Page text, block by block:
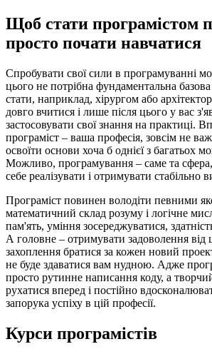
Щоб стати програмістом
просто почати навчатися
Спробувати свої сили в програмуванні
цього не потрібна фундаментальна
стати, наприклад, хірургом або
довго вчитися і лише після цього у вас
застосовувати свої знання на практиці.
програміст – ваша професія, зовсім не
освоїти основи хоча б однієї з багатьох
Можливо, програмування – саме та
себе реалізувати і отримувати стабільно
Програміст повинен володіти певними
математичний склад розуму і логічне
пам'ять, уміння зосереджуватися,
А головне – отримувати задоволення від
захоплення братися за кожен новий
не буде здаватися вам нудною. Адже
просто рутинне написання коду, а
рухатися вперед і постійно
запорука успіху в цій професії.
Курси програмістів